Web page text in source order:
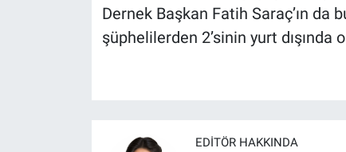
Dernek Başkan Fatih Saraç’ın da
şüphelilerden 2’sinin yurt dışında
EDITÖR HAKKINDA